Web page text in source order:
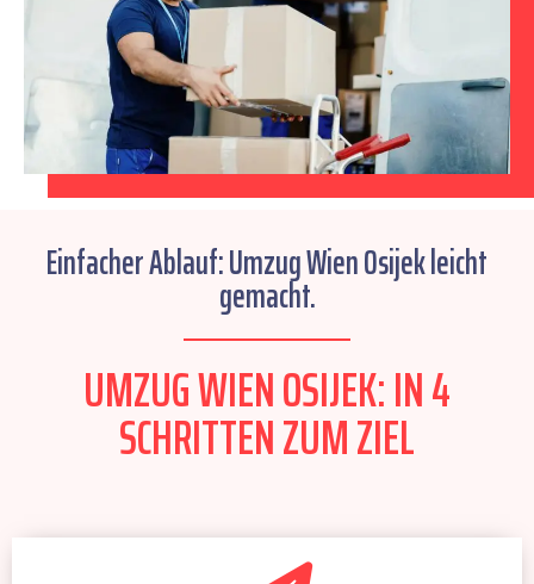
Einfacher Ablauf: Umzug Wien Osijek leicht
gemacht.
UMZUG WIEN OSIJEK: IN 4
SCHRITTEN ZUM ZIEL